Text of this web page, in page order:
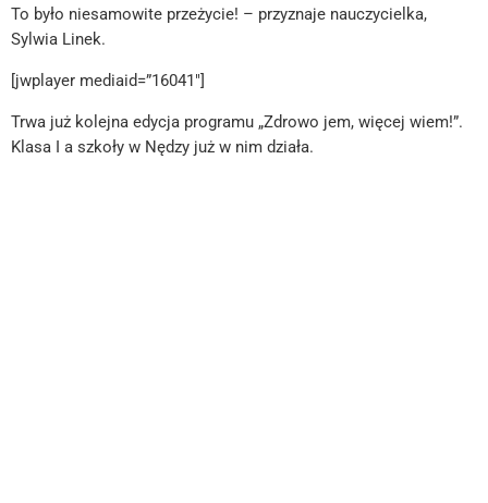
To było niesamowite przeżycie! – przyznaje nauczycielka,
Sylwia Linek.
[jwplayer mediaid=”16041″]
Trwa już kolejna edycja programu „Zdrowo jem, więcej wiem!”.
Klasa I a szkoły w Nędzy już w nim działa.